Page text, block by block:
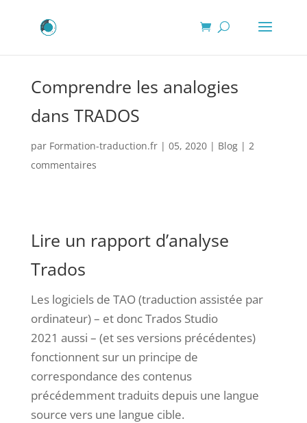
Comprendre les analogies
dans TRADOS
par Formation-traduction.fr| 05, 2020| Blog| 2
commentaires
Lire un rapport d’analyse
Trados
Les logiciels de TAO (traduction assistée par
ordinateur) – et donc Trados Studio
2021 aussi – (et ses versions précédentes)
fonctionnent sur un principe de
correspondance des contenus
précédemment traduits depuis une langue
source vers une langue cible.